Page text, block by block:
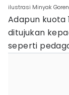
ilustrasi Minyak
Adapun kuota
ditujukan
seperti